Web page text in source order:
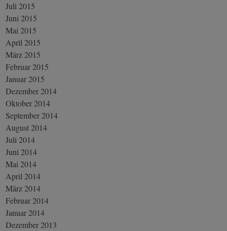
Juli 2015
Juni 2015
Mai 2015
April 2015
März 2015
Februar 2015
Januar 2015
Dezember 2014
Oktober 2014
September 2014
August 2014
Juli 2014
Juni 2014
Mai 2014
April 2014
März 2014
Februar 2014
Januar 2014
Dezember 2013